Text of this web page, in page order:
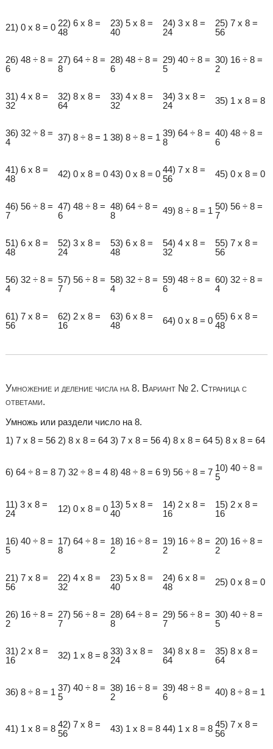
21) 0 x 8 = 0 22) 6 x 8 =
48
23) 5 x 8 =
40
24) 3 x 8 =
24
25) 7 x 8 =
56
26) 48 ÷ 8 =
6
27) 64 ÷ 8 =
8
28) 48 ÷ 8 =
6
29) 40 ÷ 8 =
5
30) 16 ÷ 8 =
2
31) 4 x 8 =
32
32) 8 x 8 =
64
33) 4 x 8 =
32
34) 3 x 8 =
24
35) 1 x 8 = 8
36) 32 ÷ 8 =
4
37) 8 ÷ 8 = 1 38) 8 ÷ 8 = 1 39) 64 ÷ 8 =
8
40) 48 ÷ 8 =
6
41) 6 x 8 =
48
42) 0 x 8 = 0 43) 0 x 8 = 0 44) 7 x 8 =
56
45) 0 x 8 = 0
46) 56 ÷ 8 =
7
47) 48 ÷ 8 =
6
48) 64 ÷ 8 =
8
49) 8 ÷ 8 = 1 50) 56 ÷ 8 =
7
51) 6 x 8 =
48
52) 3 x 8 =
24
53) 6 x 8 =
48
54) 4 x 8 =
32
55) 7 x 8 =
56
56) 32 ÷ 8 =
4
57) 56 ÷ 8 =
7
58) 32 ÷ 8 =
4
59) 48 ÷ 8 =
6
60) 32 ÷ 8 =
4
61) 7 x 8 =
56
62) 2 x 8 =
16
63) 6 x 8 =
48
64) 0 x 8 = 0 65) 6 x 8 =
48
Умножение и деление числа на 8. Вариант № 2. Страница с
ответами.
Умножь или раздели число на 8.
1) 7 x 8 = 56 2) 8 x 8 = 64 3) 7 x 8 = 56 4) 8 x 8 = 64 5) 8 x 8 = 64
6) 64 ÷ 8 = 8 7) 32 ÷ 8 = 4 8) 48 ÷ 8 = 6 9) 56 ÷ 8 = 7 10) 40 ÷ 8 =
5
11) 3 x 8 =
24
12) 0 x 8 = 0 13) 5 x 8 =
40
14) 2 x 8 =
16
15) 2 x 8 =
16
16) 40 ÷ 8 =
5
17) 64 ÷ 8 =
8
18) 16 ÷ 8 =
2
19) 16 ÷ 8 =
2
20) 16 ÷ 8 =
2
21) 7 x 8 =
56
22) 4 x 8 =
32
23) 5 x 8 =
40
24) 6 x 8 =
48
25) 0 x 8 = 0
26) 16 ÷ 8 =
2
27) 56 ÷ 8 =
7
28) 64 ÷ 8 =
8
29) 56 ÷ 8 =
7
30) 40 ÷ 8 =
5
31) 2 x 8 =
16
32) 1 x 8 = 8 33) 3 x 8 =
24
34) 8 x 8 =
64
35) 8 x 8 =
64
36) 8 ÷ 8 = 1 37) 40 ÷ 8 =
5
38) 16 ÷ 8 =
2
39) 48 ÷ 8 =
6
40) 8 ÷ 8 = 1
41) 1 x 8 = 8 42) 7 x 8 =
56
43) 1 x 8 = 8 44) 1 x 8 = 8 45) 7 x 8 =
56